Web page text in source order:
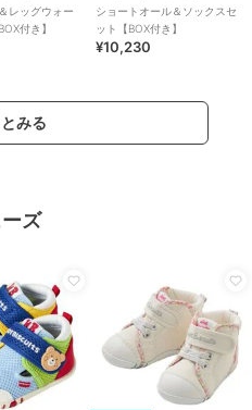
レッグウォー
付き】
ショートオール＆ソックスセ
ット【BOX付き】
¥10,230
みる
ズ